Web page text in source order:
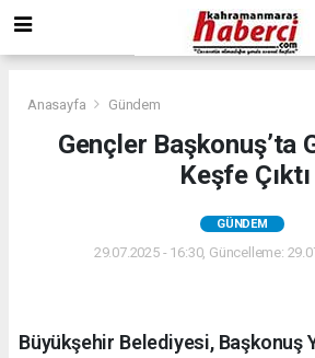
Anasayfa Gündem
Gençler Başkonuş’ta
Keşfe Çıktı
GÜNDEM
29.07.2025 - 16:30, Güncelleme:
Büyükşehir Belediyesi, Başkonuş